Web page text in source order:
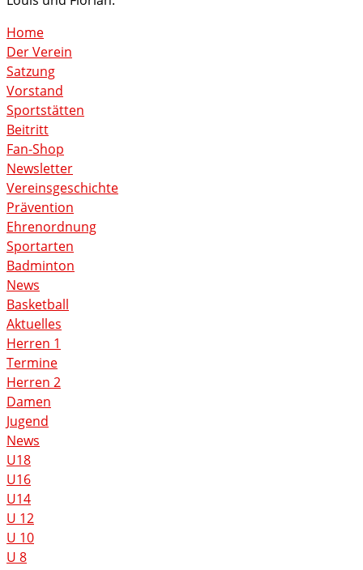
Home
Der Verein
Satzung
Vorstand
Sportstätten
Beitritt
Fan-Shop
Newsletter
Vereinsgeschichte
Prävention
Ehrenordnung
Sportarten
Badminton
News
Basketball
Aktuelles
Herren 1
Termine
Herren 2
Damen
Jugend
News
U18
U16
U14
U 12
U 10
U 8